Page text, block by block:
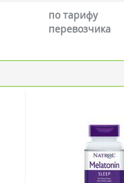
по тарифу
перевозчика